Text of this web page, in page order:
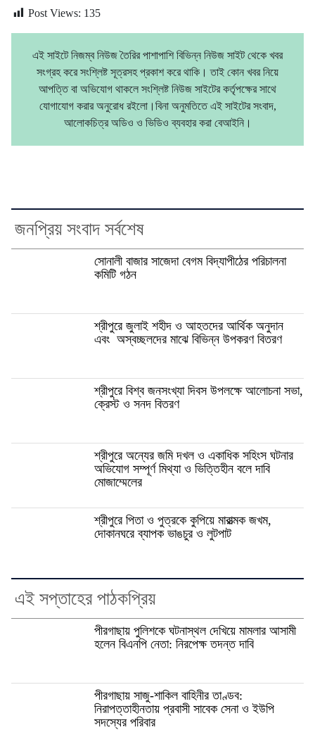
Post Views: 135
এই সাইটে নিজম্ব নিউজ তৈরির পাশাপাশি বিভিন্ন নিউজ সাইট থেকে খবর
সংগ্রহ করে সংশ্লিষ্ট সূত্রসহ প্রকাশ করে থাকি। তাই কোন খবর নিয়ে
আপত্তি বা অভিযোগ থাকলে সংশ্লিষ্ট নিউজ সাইটের কর্তৃপক্ষের সাথে
যোগাযোগ করার অনুরোধ রইলো।বিনা অনুমতিতে এই সাইটের সংবাদ,
আলোকচিত্র অডিও ও ভিডিও ব্যবহার করা বেআইনি।
জনপ্রিয় সংবাদ সর্বশেষ
সোনালী বাজার সাজেদা বেগম বিদ্যাপীঠের পরিচালনা
কমিটি গঠন
শ্রীপুরে জুলাই শহীদ ও আহতদের আর্থিক অনুদান
এবং অস্বচ্ছলদের মাঝে বিভিন্ন উপকরণ বিতরণ
শ্রীপুরে বিশ্ব জনসংখ্যা দিবস উপলক্ষে আলোচনা সভা,
ক্রেস্ট ও সনদ বিতরণ
শ্রীপুরে অন্যের জমি দখল ও একাধিক সহিংস ঘটনার
অভিযোগ সম্পূর্ণ মিথ্যা ও ভিত্তিহীন বলে দাবি
মোজাম্মেলের
শ্রীপুরে পিতা ও পুত্রকে কুপিয়ে মারাত্মক জখম,
দোকানঘরে ব্যাপক ভাঙচুর ও লুটপাট
এই সপ্তাহের পাঠকপ্রিয়
পীরগাছায় পুলিশকে ঘটনাস্থল দেখিয়ে মামলার আসামী
হলেন বিএনপি নেতা: নিরপেক্ষ তদন্ত দাবি
পীরগাছায় সাজু-শাকিল বাহিনীর তাণ্ডব:
নিরাপত্তাহীনতায় প্রবাসী সাবেক সেনা ও ইউপি
সদস্যের পরিবার